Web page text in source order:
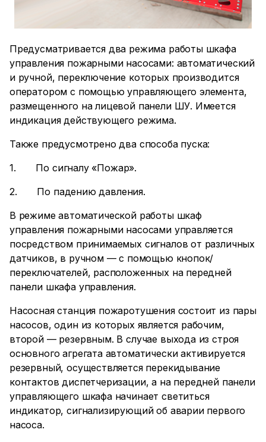
Предусматривается два режима работы шкафа
управления пожарными насосами: автоматический
и ручной, переключение которых производится
оператором с помощью управляющего элемента,
размещенного на лицевой панели ШУ. Имеется
индикация действующего режима.
Также предусмотрено два способа пуска:
1. По сигналу «Пожар».
2. По падению давления.
В режиме автоматической работы шкаф
управления пожарными насосами управляется
посредством принимаемых сигналов от различных
датчиков, в ручном — с помощью кнопок/
переключателей, расположенных на передней
панели шкафа управления.
Насосная станция пожаротушения состоит из пары
насосов, один из которых является рабочим,
второй — резервным. В случае выхода из строя
основного агрегата автоматически активируется
резервный, осуществляется перекидывание
контактов диспетчеризации, а на передней панели
управляющего шкафа начинает светиться
индикатор, сигнализирующий об аварии первого
насоса.